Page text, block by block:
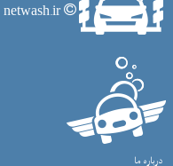
netwash.ir - تمام حقوق سایت نت واش محفوظ است
درباره ما